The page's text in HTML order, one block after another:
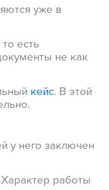
уже в
то есть
не как
кейс. В этой
у него заключен
работы